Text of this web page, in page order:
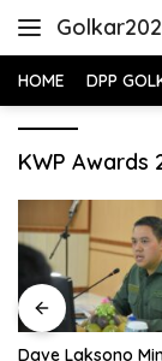
HOME DPP
KWP Awards
Dave Laksono